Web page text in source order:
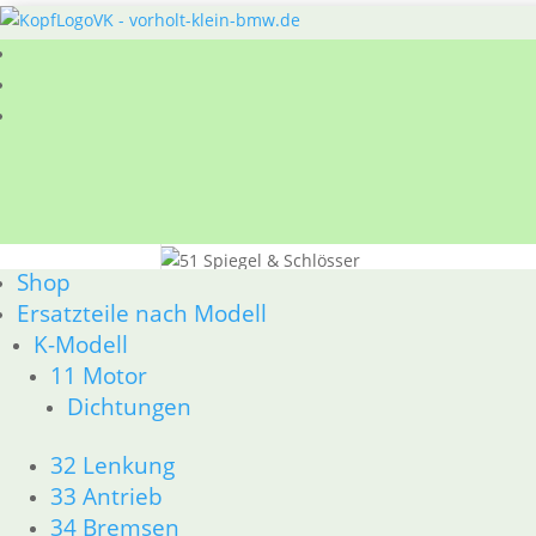
Shop
Ersatzteile nach Modell
K-Modell
11 Motor
Dichtungen
32 Lenkung
33 Antrieb
34 Bremsen
51 Spiegel & Schlösser
Aufkleber R 100
8,50
Artikelnummer: 1234167